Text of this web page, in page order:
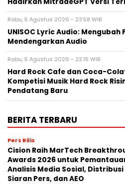
Rabu, 5 Agustus 2026 - 23:58 WIB
UNISOC Lyric Audio: Mengubah
Mendengarkan Audio
Rabu, 5 Agustus 2026 - 22:15 WIB
Hard Rock Cafe dan Coca-
Kompetisi Musik Hard Rock
Pendatang Baru
BERITA TERBARU
Pers Rilis
Cision Raih MarTech
Awards 2026 untuk
Analisis Media Sosial, Distribusi
Siaran Pers, dan AEO